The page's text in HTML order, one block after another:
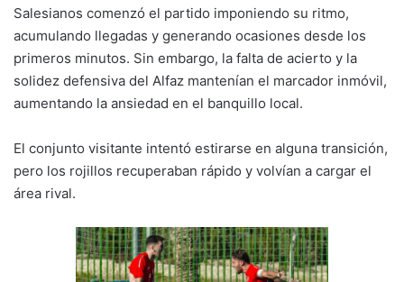
Salesianos comenzó el partido imponiendo su ritmo,
acumulando llegadas y generando ocasiones desde los
primeros minutos. Sin embargo, la falta de acierto y la
solidez defensiva del Alfaz mantenían el marcador inmóvil,
aumentando la ansiedad en el banquillo local.
El conjunto visitante intentó estirarse en alguna transición,
pero los rojillos recuperaban rápido y volvían a cargar el
área rival.